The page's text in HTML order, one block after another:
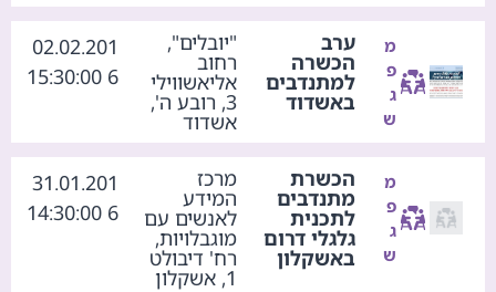
מ
פ
ג
ש
ערב
הכשרה
למתנדבים
באשדוד
"יובלים",
רחוב
אליאשווילי
3, רובע ה',
אשדוד
02.02.201
6 15:30:00
מ
פ
ג
ש
הכשרת
מתנדבים
לתכנית
גלגלי דרום
באשקלון
מרכז
המידע
לאנשים עם
מוגבלויות,
רח' דיבולט
1, אשקלון
31.01.201
6 14:30:00